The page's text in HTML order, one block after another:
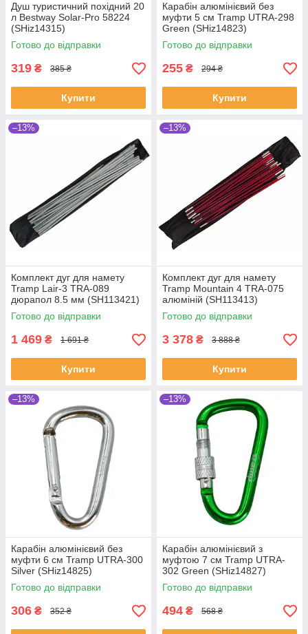
Душ туристичний похідний 20
л Bestway Solar-Pro 58224
(SHiz14315)
Готово до відправки
319 ₴ 385 ₴
Купити
Карабін алюмінієвий без
муфти 5 см Tramp UTRA-298
Green (SHiz14823)
Готово до відправки
255 ₴ 294 ₴
Купити
–13%
Комплект дуг для намету
Tramp Lair-3 TRA-089
дюрапол 8.5 мм (SH113421)
Готово до відправки
1 469 ₴ 1 691 ₴
Купити
–13%
Комплект дуг для намету
Tramp Mountain 4 TRA-075
алюміній (SH113413)
Готово до відправки
3 378 ₴ 3 888 ₴
Купити
–13%
Карабін алюмінієвий без
муфти 6 см Tramp UTRA-300
Silver (SHiz14825)
Готово до відправки
306 ₴ 352 ₴
–13%
Карабін алюмінієвий з
муфтою 7 см Tramp UTRA-
302 Green (SHiz14827)
Готово до відправки
494 ₴ 568 ₴